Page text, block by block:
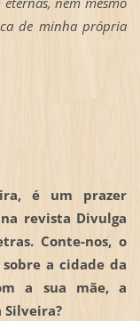
de minha própria
é um prazer
revista Divulga
Conte-nos, o
a cidade da
a sua mãe, a
Silveira?